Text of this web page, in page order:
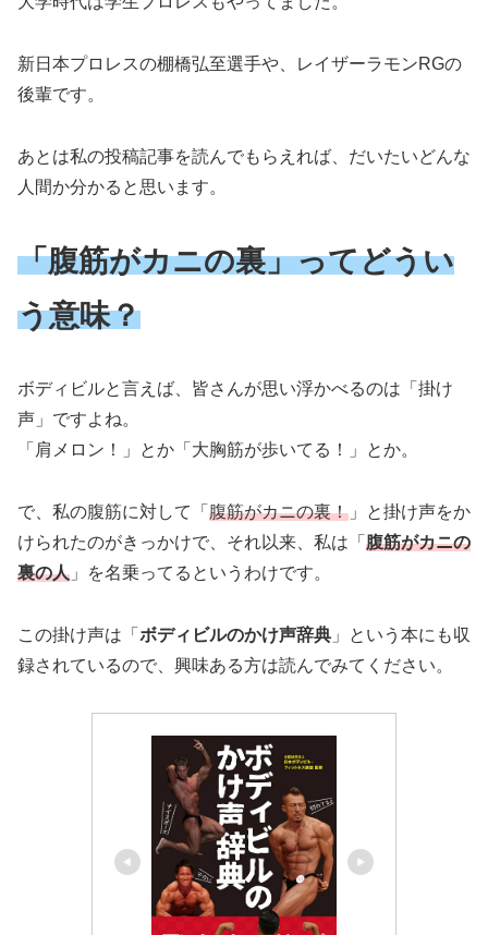
新日本プロレスの棚橋弘至選手や、レイザーラモンRGの
後輩です。
あとは私の投稿記事を読んでもらえれば、だいたいどんな
人間か分かると思います。
「腹筋がカニの裏」ってどうい
う意味？
ボディビルと言えば、皆さんが思い浮かべるのは「掛け
声」ですよね。
「肩メロン！」とか「大胸筋が歩いてる！」とか。
で、私の腹筋に対して「 腹筋がカニの裏！ 」と掛け声をか
けられたのがきっかけで、それ以来、私は「 腹筋がカニの
裏の人 」を名乗ってるというわけです。
この掛け声は「 ボディビルのかけ声辞典 」という本にも収
録されているので、興味ある方は読んでみてください。